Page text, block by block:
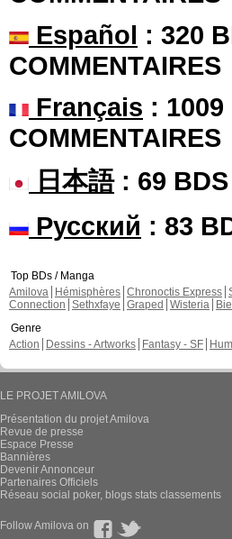
Español : 320
COMMENTAIRES
Français : 1009
COMMENTAIRES
日本語: 69 BDS
Русский : 83
Top BDs / Manga
Amilova
Hémisphères Chronoctis Express
Connection Sethxfaye Graped Wisteria
Genre
Action
Dessins - Artworks Fantasy - SF
LE PROJET AMILOVA
Présentation du projet Amilova
Revue de presse
Espace Presse
Bannières
Devenir Annonceur
Partenaires Officiels
Réseau social poker, blogs stats classements
Follow Amilova on